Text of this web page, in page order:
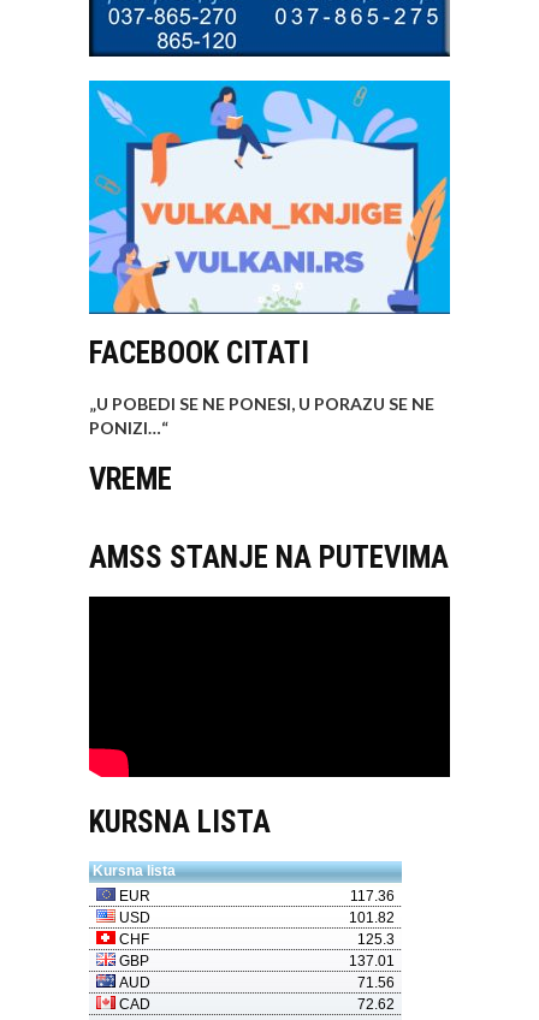
FACEBOOK CITATI
„U POBEDI SE NE PONESI, U PORAZU SE NE
PONIZI…“
VREME
AMSS STANJE NA PUTEVIMA
KURSNA LISTA